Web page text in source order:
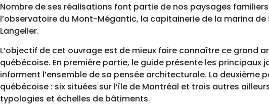
Nombre de ses réalisations font partie de nos paysages
l’observatoire du Mont-Mégantic, la capitainerie de la marina
Langelier.
L’objectif de cet ouvrage est de mieux faire connaître ce
québécoise. En première partie, le guide présente les
informent l’ensemble de sa pensée architecturale. La
québécoise : six situées sur l’île de Montréal et trois autres
typologies et échelles de bâtiments.